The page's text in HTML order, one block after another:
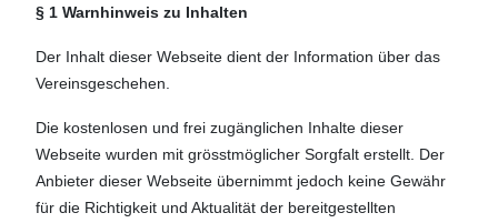
§ 1 Warnhinweis zu Inhalten
Der Inhalt dieser Webseite dient der Information über das
Vereinsgeschehen.
Die kostenlosen und frei zugänglichen Inhalte dieser
Webseite wurden mit grösstmöglicher Sorgfalt erstellt. Der
Anbieter dieser Webseite übernimmt jedoch keine Gewähr
für die Richtigkeit und Aktualität der bereitgestellten